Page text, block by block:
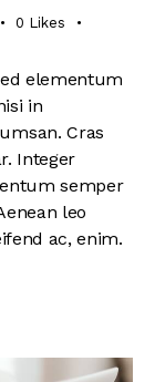
0 Likes
elementum
in
Cras
Integer
semper
leo
ac, enim.